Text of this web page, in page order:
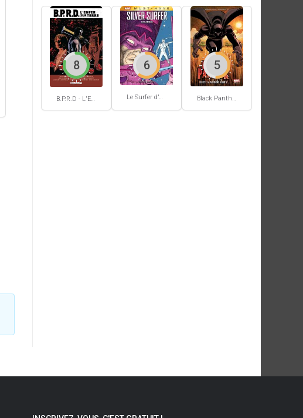
B.P.R.D - L'Enfer sur Terre #4
8
Le Surfer d'Argent Par Stan Lee / Moebius
6
Black Panther
5